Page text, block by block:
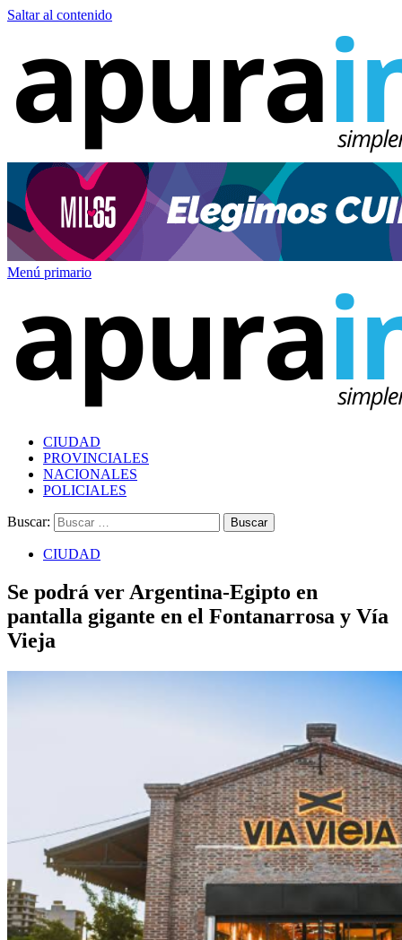
Saltar al contenido
Menú primario
CIUDAD
PROVINCIALES
NACIONALES
POLICIALES
Buscar:
CIUDAD
Se podrá ver Argentina-Egipto en
pantalla gigante en el Fontanarrosa y Vía
Vieja